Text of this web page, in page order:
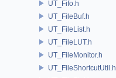
UT_Fifo.h
UT_FileBuf.h
UT_FileList.h
UT_FileLUT.h
UT_FileMonitor.h
UT_FileShortcutUtil.h